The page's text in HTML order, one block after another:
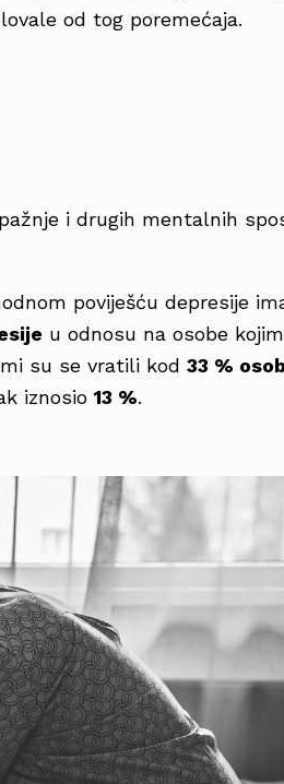
od tog poremećaja.
i drugih mentalnih
poviješću depresije
u odnosu na osobe
su se vratili kod 33 %
iznosio 13 %.